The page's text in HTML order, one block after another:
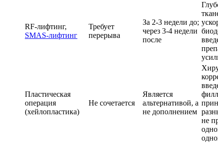
RF-лифтинг,
SMAS-лифтинг
Требует
перерыва
За 2-3 недели до;
через 3-4 недели
после
Пластическая
операция
(хейлопластика)
Не сочетается
Является
альтернативой, а
не дополнением
не